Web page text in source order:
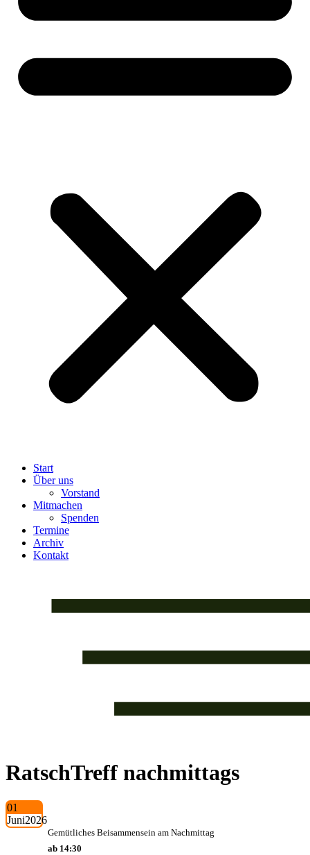
Start
Über uns
Vorstand
Mitmachen
Spenden
Termine
Archiv
Kontakt
RatschTreff nachmittags
01
Juni2026
Gemütliches Beisammensein am Nachmittag
ab 14:30